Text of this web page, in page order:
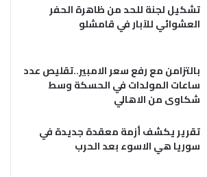
تشكيل لجنة للحد من ظاهرة الحفر
العشوائي للآبار في قامشلو
بالتزامن مع رفع سعر الامبير..تقليص عدد
ساعات المولدات في الحسكة وسط
شكاوى من الاهالي
تقرير يكشف أزمة معقدة جديدة في
سوريا هي الاسوء بعد الحرب